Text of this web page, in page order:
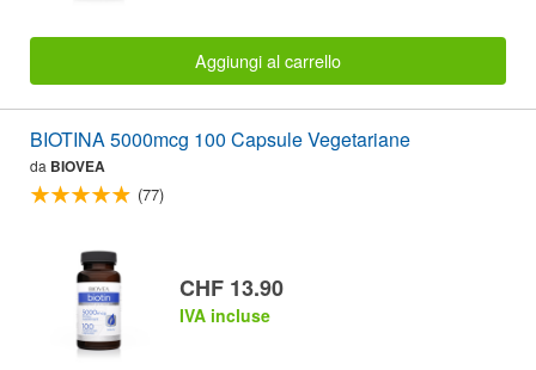
Aggiungi al carrello
BIOTINA 5000mcg 100 Capsule Vegetariane
da BIOVEA
(77)
CHF 13.90
IVA incluse